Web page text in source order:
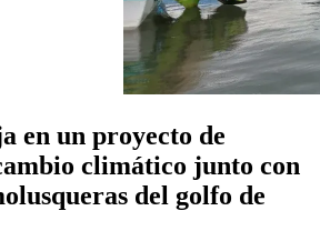
en un proyecto de
climático junto con
del golfo de